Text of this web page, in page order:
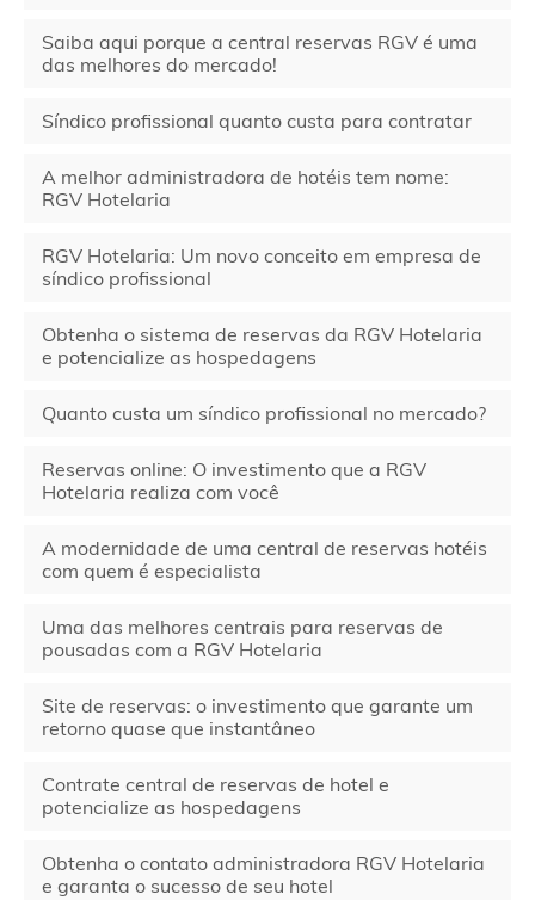
Saiba aqui porque a central reservas RGV é uma
das melhores do mercado!
Síndico profissional quanto custa para contratar
A melhor administradora de hotéis tem nome:
RGV Hotelaria
RGV Hotelaria: Um novo conceito em empresa de
síndico profissional
Obtenha o sistema de reservas da RGV Hotelaria
e potencialize as hospedagens
Quanto custa um síndico profissional no mercado?
Reservas online: O investimento que a RGV
Hotelaria realiza com você
A modernidade de uma central de reservas hotéis
com quem é especialista
Uma das melhores centrais para reservas de
pousadas com a RGV Hotelaria
Site de reservas: o investimento que garante um
retorno quase que instantâneo
Contrate central de reservas de hotel e
potencialize as hospedagens
Obtenha o contato administradora RGV Hotelaria
e garanta o sucesso de seu hotel